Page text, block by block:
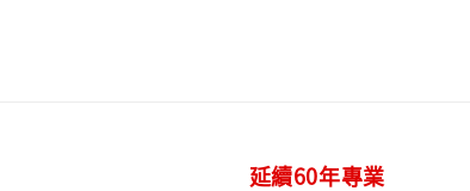
延續60年專業